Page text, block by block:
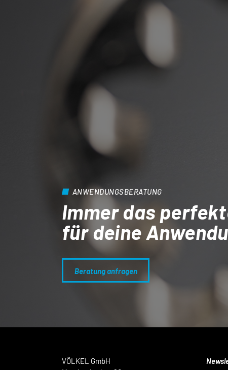
ANWENDUNGSBERATUNG
Immer das
für deine
Beratung anfragen
VÖLKEL GmbH